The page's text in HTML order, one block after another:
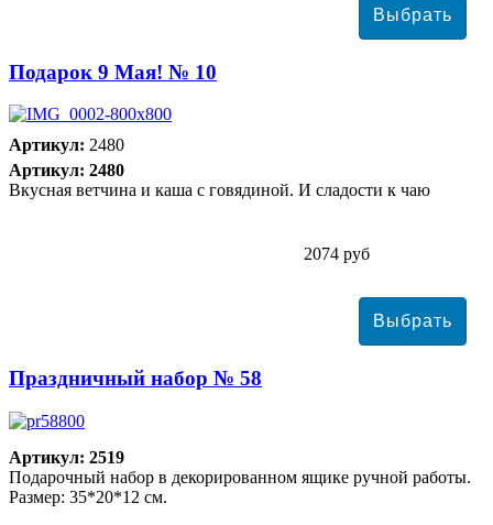
Подарок 9 Мая! № 10
Артикул: 2480
Артикул: 2480
Вкусная ветчина и каша с говядиной. И сладости к чаю
2074 руб
Праздничный набор № 58
Артикул: 2519
Подарочный набор в декорированном ящике ручной работы.
Размер: 35*20*12 см.